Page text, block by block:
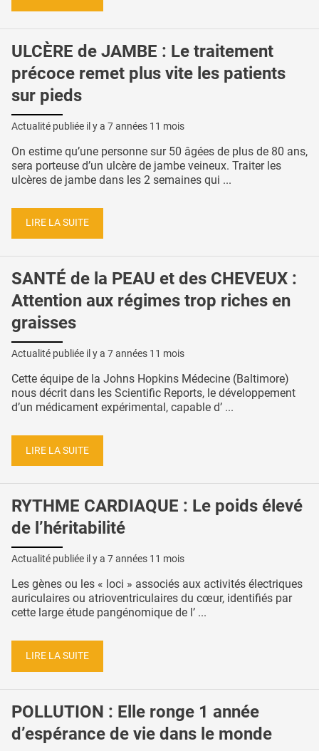
ULCÈRE de JAMBE : Le traitement
précoce remet plus vite les patients
sur pieds
Actualité publiée il y a 7 années 11 mois
On estime qu’une personne sur 50 âgées de plus de 80 ans,
sera porteuse d’un ulcère de jambe veineux. Traiter les
ulcères de jambe dans les 2 semaines qui ...
LIRE LA SUITE
SANTÉ de la PEAU et des CHEVEUX :
Attention aux régimes trop riches en
graisses
Actualité publiée il y a 7 années 11 mois
Cette équipe de la Johns Hopkins Médecine (Baltimore)
nous décrit dans les Scientific Reports, le développement
d’un médicament expérimental, capable d’ ...
LIRE LA SUITE
RYTHME CARDIAQUE : Le poids élevé
de l’héritabilité
Actualité publiée il y a 7 années 11 mois
Les gènes ou les « loci » associés aux activités électriques
auriculaires ou atrioventriculaires du cœur, identifiés par
cette large étude pangénomique de l’ ...
LIRE LA SUITE
POLLUTION : Elle ronge 1 année
d’espérance de vie dans le monde